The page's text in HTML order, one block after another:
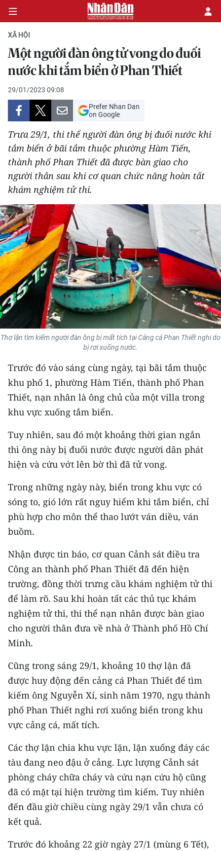
CHÍNH TRỊ
KINH TẾ
VĂN HÓA
XÃ HỘI
PHÁP LUẬT
DU LỊCH
THẾ GIỚI
THỂ THAO
GIÁO DỤC
Y TẾ
KHOA HỌC - CÔNG NGHỆ
MÔI TRƯỜNG
KIỂM CHỨNG THÔNG TIN
TRI THỨC CHUYÊN SÂU
CHƯƠNG TRÌNH OCOP - MỖI XÃ
MỘT SẢN PHẨM
RADIO
MEDIA CENTER
E-Magazine
Video
Media Chính trị
Media Kinh tế
Media Văn hóa
Media Xã hội
Media Pháp luật
Media Du lịch
Media Thế giới
Media Thể thao
Media Giáo dục
Media Y tế
Media Khoa học - Công nghệ
Media Môi trường
Ảnh
XÃ HỘI
Một người đàn ông tử vong do đuối
nước khi tắm biển ở Phan Thiết
29/01/2023 09:08
Prefer Nhan Dan
on Google
Trưa 29/1, thi thể người đàn ông bị đuối nước khi
tắm biển ở bãi tắm thuộc phường Hàm Tiến,
thành phố Phan Thiết đã được bàn giao cho
người thân sau khi cơ quan chức năng hoàn tất
khám nghiệm tử thi.
Thợ lặn tìm kiếm người đàn ông bị mất tích tại Cảng cá Phan Thiết nghi do
bị rơi xuống nước.
Trước đó vào sáng cùng ngày, tại bãi tắm thuộc
khu phố 1, phường Hàm Tiến, thành phố Phan
Thiết, nạn nhân là ông chủ của một villa trong
khu vực xuống tắm biển.
Tuy nhiên, sau đó một khoảng thời gian ngắn
thì ông này bị đuối nước được người dân phát
hiện và cứu vớt lên bờ thì đã tử vong.
Trong những ngày này, biển trong khu vực có
sóng to, gió lớn rất nguy hiểm khi tắm biển, chỉ
phù hợp cho môn thể thao lướt ván diều, ván
buồm.
Nhận được tin báo, cơ quan Cảnh sát điều tra
Công an thành phố Phan Thiết đã đến hiện
trường, đồng thời trưng cầu khám nghiệm tử thi
để làm rõ. Sau khi hoàn tất các thủ tục khám
nghiệm tử thi, thi thể nạn nhân được bàn giao
cho người thân đưa về nhà ở Thành phố Hồ Chí
Minh.
Cũng trong sáng 29/1, khoảng 10 thợ lặn đã
được huy động đến cảng cá Phan Thiết để tìm
kiếm ông Nguyễn Xí, sinh năm 1970, ngụ thành
phố Phan Thiết nghi rơi xuống biển trong khu
vực cảng cá, mất tích.
Các thợ lặn chia khu vực lặn, lặn xuống đáy các
tàu đang neo đậu ở cảng. Lực lượng Cảnh sát
phòng cháy chữa cháy và cứu nạn cứu hộ cũng
đã có mặt tại hiện trường tìm kiếm. Tuy nhiên
đến đầu giờ chiều cùng ngày 29/1 vẫn chưa có
kết quả.
Trước đó khoảng 22 giờ ngày 27/1 (mùng 6 Tết),